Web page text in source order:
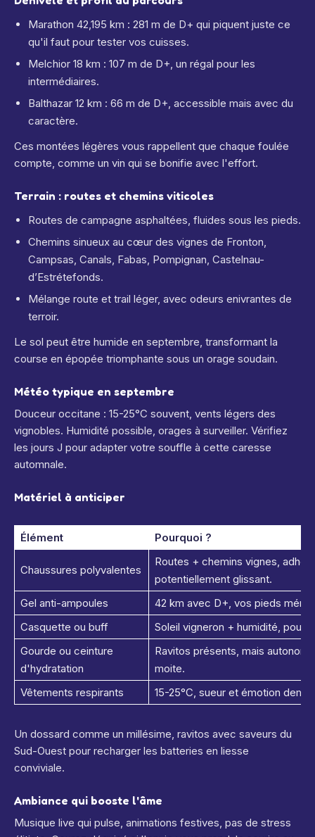
Marathon 42,195 km : 281 m de D+ qui piquent juste ce
qu'il faut pour tester vos cuisses.
Melchior 18 km : 107 m de D+, un régal pour les
intermédiaires.
Balthazar 12 km : 66 m de D+, accessible mais avec du
caractère.
Ces montées légères vous rappellent que chaque foulée
compte, comme un vin qui se bonifie avec l'effort.
Terrain : routes et chemins viticoles
Routes de campagne asphaltées, fluides sous les pieds.
Chemins sinueux au cœur des vignes de Fronton,
Campsas, Canals, Fabas, Pompignan, Castelnau-
d’Estrétefonds.
Mélange route et trail léger, avec odeurs enivrantes de
terroir.
Le sol peut être humide en septembre, transformant la
course en épopée triomphante sous un orage soudain.
Météo typique en septembre
Douceur occitane : 15-25°C souvent, vents légers des
vignobles. Humidité possible, orages à surveiller. Vérifiez
les jours J pour adapter votre souffle à cette caresse
automnale.
Matériel à anticiper
Élément Pourquoi ?
Chaussures polyvalentes
Routes + chemins vignes,
potentiellement glissant.
Gel anti-ampoules
42 km avec D+, vos pieds
Casquette ou buff
Soleil vigneron + humidité, pour
Gourde ou ceinture
d'hydratation
Ravitos présents, mais
moite.
Vêtements respirants
15-25°C, sueur et émotion
Un dossard comme un millésime, ravitos avec saveurs du
Sud-Ouest pour recharger les batteries en liesse
conviviale.
Ambiance qui booste l'âme
Musique live qui pulse, animations festives, pas de stress